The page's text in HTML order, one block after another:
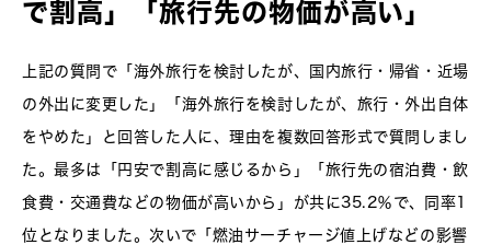
で割高」「旅行先の物価が高い」
上記の質問で「海外旅行を検討したが、国内旅行・帰省・近場
の外出に変更した」「海外旅行を検討したが、旅行・外出自体
をやめた」と回答した人に、理由を複数回答形式で質問しまし
た。最多は「円安で割高に感じるから」「旅行先の宿泊費・飲
食費・交通費などの物価が高いから」が共に35.2％で、同率1
位となりました。次いで「燃油サーチャージ値上げなどの影響